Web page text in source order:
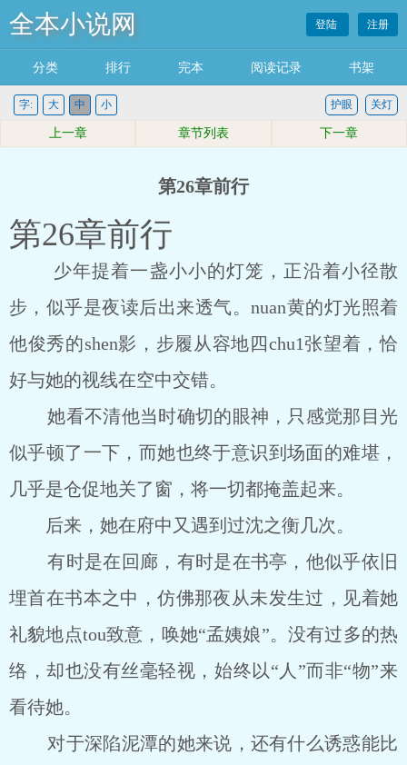
全本小说网 登陆 注册
分类 排行 完本 阅读记录 书架
字: 大 中 小 关灯
护眼
上一章 章节列表 下一章
第26章前行
第26章前行
少年提着一盏小小的灯笼，正沿着小径散
步，似乎是夜读后出来透气。nuan黄的灯光照着
他俊秀的shen影，步履从容地四chu1张望着，恰
好与她的视线在空中交错。
她看不清他当时确切的眼神，只感觉那目光
似乎顿了一下，而她也终于意识到场面的难堪，
几乎是仓促地关了窗，将一切都掩盖起来。
后来，她在府中又遇到过沈之衡几次。
有时是在回廊，有时是在书亭，他似乎依旧
埋首在书本之中，仿佛那夜从未发生过，见着她
礼貌地点tou致意，唤她“孟姨娘”。没有过多的热
络，却也没有丝毫轻视，始终以“人”而非“物”来
看待她。
对于深陷泥潭的她来说，还有什么诱惑能比